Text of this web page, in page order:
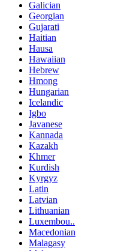
Galician
Georgian
Gujarati
Haitian
Hausa
Hawaiian
Hebrew
Hmong
Hungarian
Icelandic
Igbo
Javanese
Kannada
Kazakh
Khmer
Kurdish
Kyrgyz
Latin
Latvian
Lithuanian
Luxembou..
Macedonian
Malagasy